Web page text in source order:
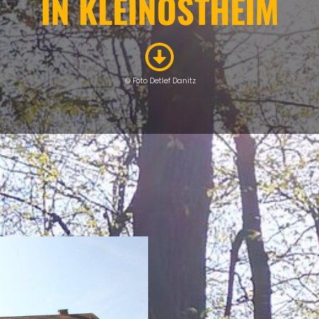
© Foto Detlef Danitz
ÜBERNACHTEN
Eigenen Eintrag kostenlos erstellen >